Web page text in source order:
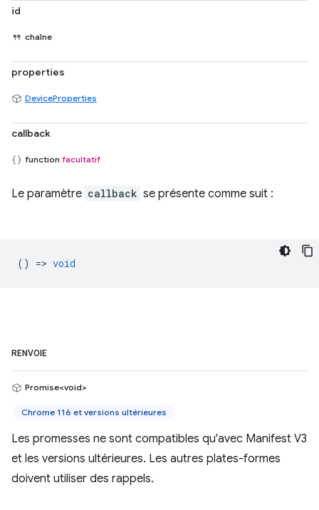
id
chaîne
properties
DeviceProperties
callback
function facultatif
Le paramètre callback se présente comme suit :
() => void
RENVOIE
Promise<void>
Chrome 116 et versions ultérieures
Les promesses ne sont compatibles qu'avec Manifest V3
et les versions ultérieures. Les autres plates-formes
doivent utiliser des rappels.